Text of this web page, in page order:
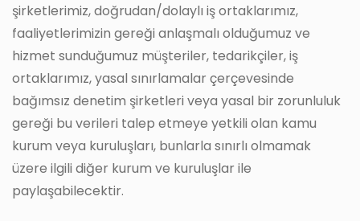
şirketlerimiz, doğrudan/dolaylı iş ortaklarımız,
faaliyetlerimizin gereği anlaşmalı olduğumuz ve
hizmet sunduğumuz müşteriler, tedarikçiler, iş
ortaklarımız, yasal sınırlamalar çerçevesinde
bağımsız denetim şirketleri veya yasal bir zorunluluk
gereği bu verileri talep etmeye yetkili olan kamu
kurum veya kuruluşları, bunlarla sınırlı olmamak
üzere ilgili diğer kurum ve kuruluşlar ile
paylaşabilecektir.